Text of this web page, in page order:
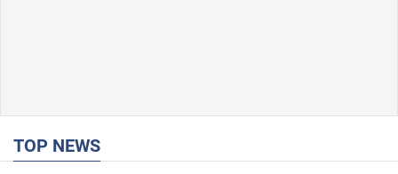
TOP NEWS